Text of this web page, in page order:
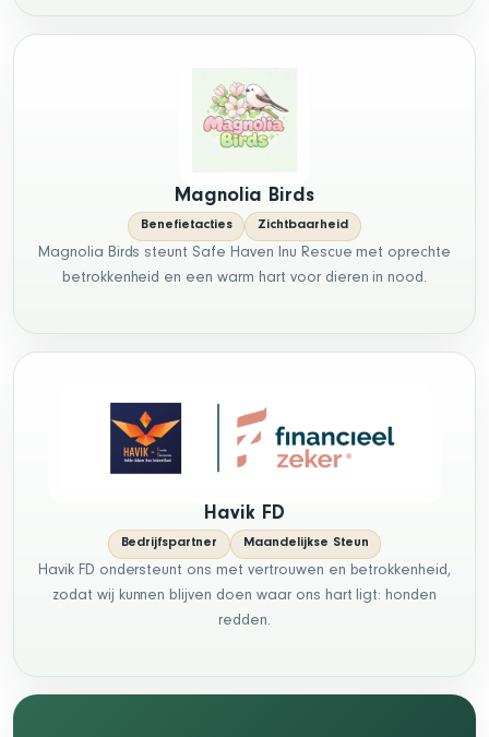
Magnolia Birds
Benefietacties Zichtbaarheid
Magnolia Birds steunt Safe Haven Inu Rescue met oprechte
betrokkenheid en een warm hart voor dieren in nood.
Havik FD
Bedrijfspartner Maandelijkse Steun
Havik FD ondersteunt ons met vertrouwen en betrokkenheid,
zodat wij kunnen blijven doen waar ons hart ligt: honden
redden.